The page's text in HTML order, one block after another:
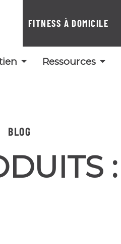
FITNESS À DOMICILE
Ressources
BLOG
: